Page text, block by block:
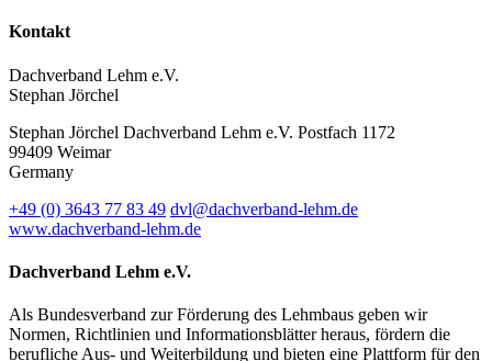
Kontakt
Dachverband Lehm e.V.
Stephan Jörchel
Stephan Jörchel Dachverband Lehm e.V. Postfach 1172
99409 Weimar
Germany
+49 (0) 3643 77 83 49 dvl@dachverband-lehm.de
www.dachverband-lehm.de
Dachverband Lehm e.V.
Als Bundesverband zur Förderung des Lehmbaus geben wir
Normen, Richtlinien und Informationsblätter heraus, fördern die
berufliche Aus- und Weiterbildung und bieten eine Plattform für den